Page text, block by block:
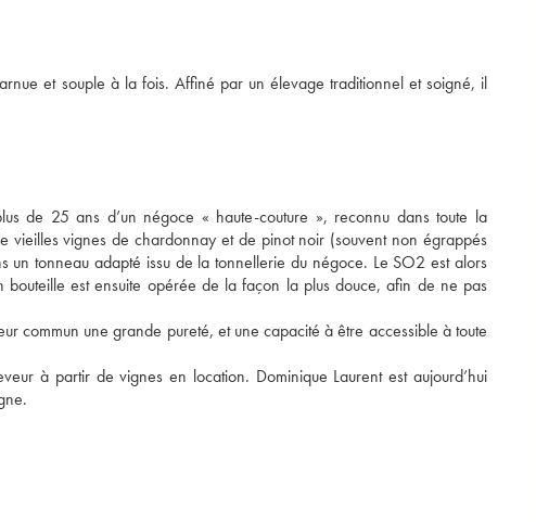
et souple à la fois. Affiné par un élevage traditionnel et soigné, il
de 25 ans d’un négoce « haute-couture », reconnu dans toute la
vieilles vignes de chardonnay et de pinot noir (souvent non égrappés
un tonneau adapté issu de la tonnellerie du négoce. Le SO2 est alors
bouteille est ensuite opérée de la façon la plus douce, afin de ne pas
commun une grande pureté, et une capacité à être accessible à toute
à partir de vignes en location. Dominique Laurent est aujourd’hui